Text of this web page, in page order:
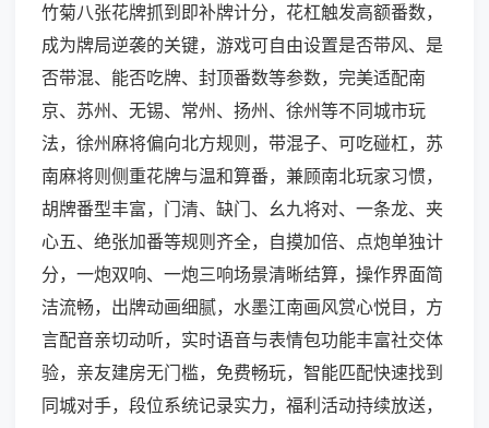
竹菊八张花牌抓到即补牌计分，花杠触发高额番数，
成为牌局逆袭的关键，游戏可自由设置是否带风、是
否带混、能否吃牌、封顶番数等参数，完美适配南
京、苏州、无锡、常州、扬州、徐州等不同城市玩
法，徐州麻将偏向北方规则，带混子、可吃碰杠，苏
南麻将则侧重花牌与温和算番，兼顾南北玩家习惯，
胡牌番型丰富，门清、缺门、幺九将对、一条龙、夹
心五、绝张加番等规则齐全，自摸加倍、点炮单独计
分，一炮双响、一炮三响场景清晰结算，操作界面简
洁流畅，出牌动画细腻，水墨江南画风赏心悦目，方
言配音亲切动听，实时语音与表情包功能丰富社交体
验，亲友建房无门槛，免费畅玩，智能匹配快速找到
同城对手，段位系统记录实力，福利活动持续放送，